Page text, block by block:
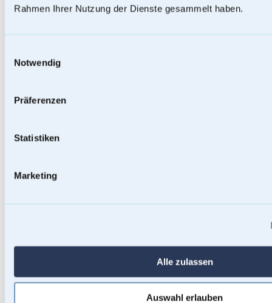
Rahmen Ihrer Nutzung der Dienste gesammelt haben.
Notwendig
Präferenzen
Statistiken
Marketing
Alle zulassen
Auswahl erlauben